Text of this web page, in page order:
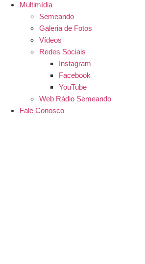
Multimídia
Semeando
Galeria de Fotos
Vídeos
Redes Sociais
Instagram
Facebook
YouTube
Web Rádio Semeando
Fale Conosco